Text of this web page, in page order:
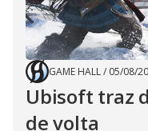
GAME HALL/ 05/08/
Ubisoft traz
de volta